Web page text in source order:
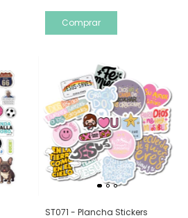
ST071 - Plancha Stickers